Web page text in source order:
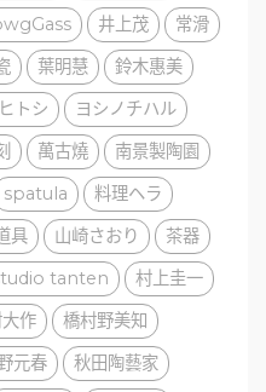
井上茂
常滑
葉明慧
鈴木惠美
トシ
ヨシノチハル
萬古燒
南景製陶園
spatula
料理ヘラ
具 山崎さおり
茶器
tanten
村上圭一
作
橋村野美知
元春
秋田陶藝家